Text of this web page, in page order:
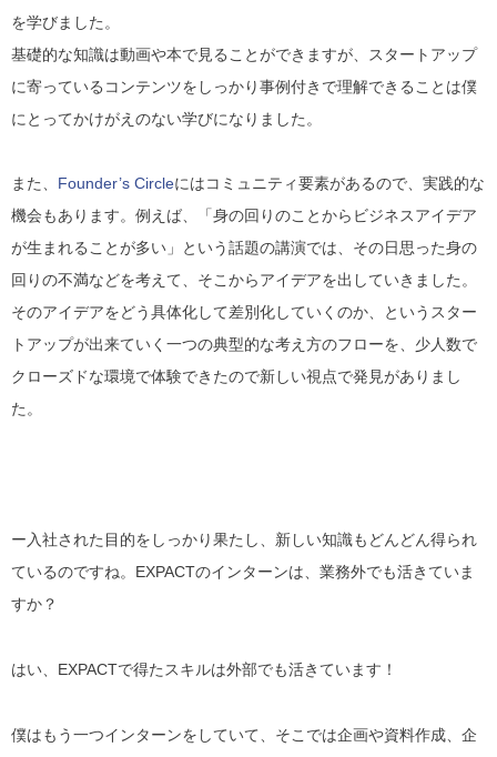
を学びました。
基礎的な知識は動画や本で見ることができますが、スタートアップ
に寄っているコンテンツをしっかり事例付きで理解できることは僕
にとってかけがえのない学びになりました。
また、 Founder’s Circleにはコミュニティ要素があるので、実践的な
機会もあります。例えば、「身の回りのことからビジネスアイデア
が生まれることが多い」という話題の講演では、その日思った身の
回りの不満などを考えて、そこからアイデアを出していきました。
そのアイデアをどう具体化して差別化していくのか、という スター
トアップが出来ていく一つの典型的な考え方のフローを、 少人数で
クローズドな環境で体験できたので新しい視点で発見がありまし
た。
ー入社された目的をしっかり果たし、新しい知識もどんどん得られ
ているのですね。EXPACTのインターンは、業務外でも活きていま
すか？
はい、EXPACTで得たスキルは外部でも活きています！
僕はもう一つインターンをしていて、そこでは企画や資料作成、企